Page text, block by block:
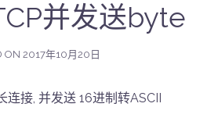
并发送byte
ON 2017年10月20日
接, 并发送 16进制转ASCII